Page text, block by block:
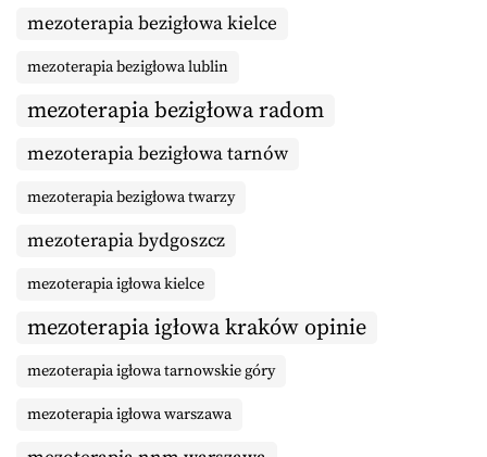
mezoterapia bezigłowa kielce
mezoterapia bezigłowa lublin
mezoterapia bezigłowa radom
mezoterapia bezigłowa tarnów
mezoterapia bezigłowa twarzy
mezoterapia bydgoszcz
mezoterapia igłowa kielce
mezoterapia igłowa kraków opinie
mezoterapia igłowa tarnowskie góry
mezoterapia igłowa warszawa